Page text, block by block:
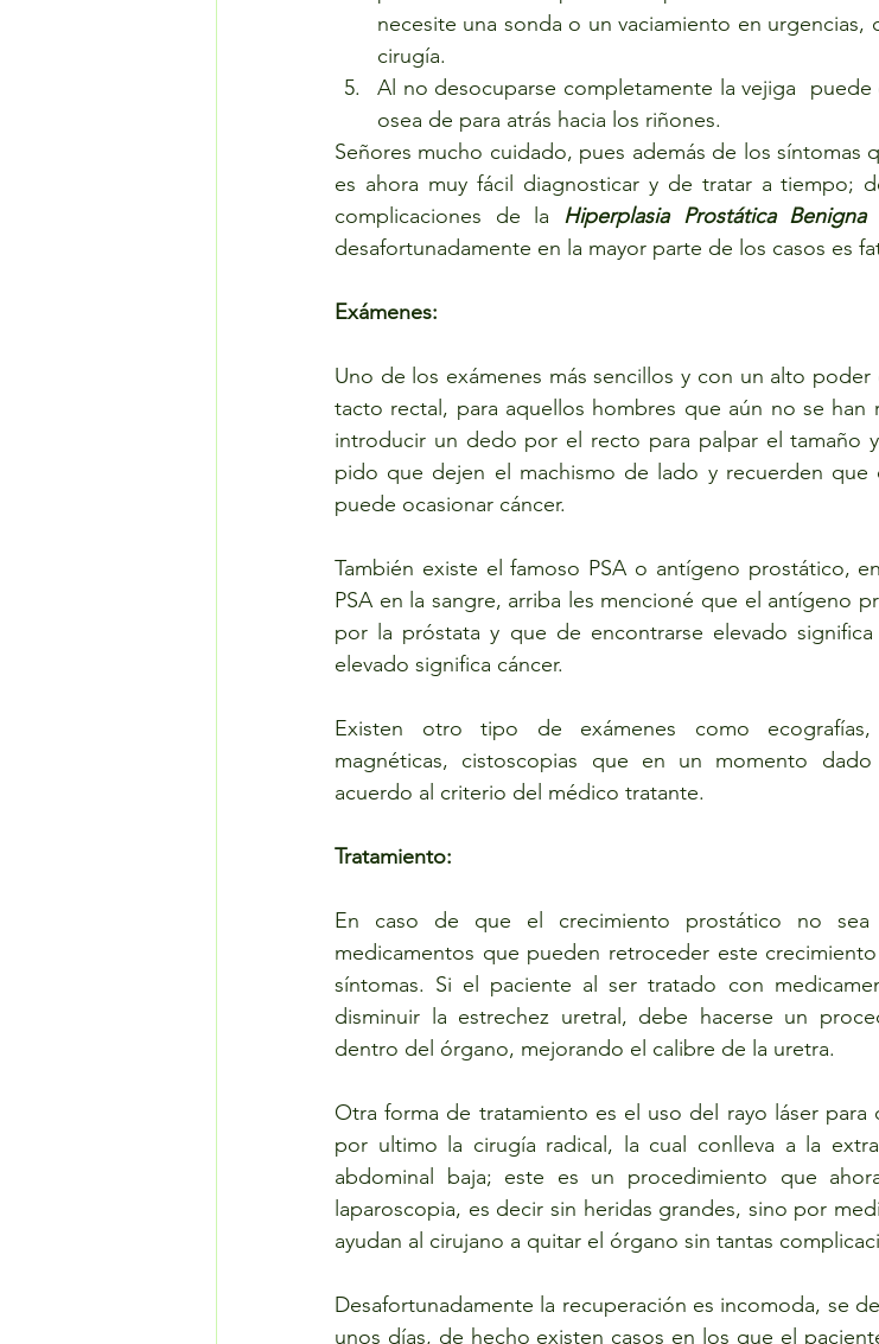
necesite una sonda o un vaciamiento en
cirugía.
Al no desocuparse completamente la vejiga
osea de para atrás hacia los riñones.
Señores mucho cuidado, pues además de los síntomas
es ahora muy fácil diagnosticar y de tratar a tiempo;
complicaciones de la Hiperplasia Prostática Benigna
desafortunadamente en la mayor parte de los casos es
Exámenes:
Uno de los exámenes más sencillos y con un alto
tacto rectal, para aquellos hombres que aún no se han
introducir un dedo por el recto para palpar el tamaño
pido que dejen el machismo de lado y recuerden que
puede ocasionar cáncer.
También existe el famoso PSA o antígeno prostático,
PSA en la sangre, arriba les mencioné que el antígeno
por la próstata y que de encontrarse elevado
elevado significa cáncer.
Existen otro tipo de exámenes como ecografías,
magnéticas, cistoscopias que en un momento
acuerdo al criterio del médico tratante.
Tratamiento:
En caso de que el crecimiento prostático no
medicamentos que pueden retroceder este
síntomas. Si el paciente al ser tratado con
disminuir la estrechez uretral, debe hacerse un
dentro del órgano, mejorando el calibre de la uretra.
Otra forma de tratamiento es el uso del rayo láser
por ultimo la cirugía radical, la cual conlleva a la
abdominal baja; este es un procedimiento que
laparoscopia, es decir sin heridas grandes, sino por
ayudan al cirujano a quitar el órgano sin tantas
Desafortunadamente la recuperación es incomoda, se
unos días, de hecho existen casos en los que el